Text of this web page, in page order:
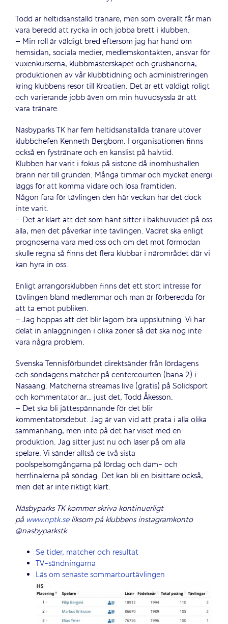
Todd är heltidsanställd tränare, men som överallt får man
vara beredd att rycka in och jobba brett i klubben.
– Min roll är väldigt bred eftersom jag har hand om
hemsidan, sociala medier, medlemskontakten, ansvar för
vuxenkurserna, klubbmästerskapet och grusbanorna,
produktionen av vår klubbtidning och administreringen
kring klubbens resor till Kroatien. Det är ett väldigt roligt
och varierande jobb även om min huvudsyssla är att
vara tränare.
Näsbyparks TK har fem heltidsanställda tränare utöver
klubbchefen Kenneth Bergbom. I organisationen finns
också en fystränare och en kanslist på halvtid.
Klubben har varit i fokus på sistone då inomhushallen
brann ner till grunden. Många timmar och mycket energi
läggs för att komma vidare och lösa framtiden.
Någon fara för tävlingen den här veckan har det dock
inte varit.
– Det är klart att det som hänt sitter i bakhuvudet på oss
alla, men det påverkar inte tävlingen. Vädret ska enligt
prognoserna vara med oss och om det mot förmodan
skulle regna så finns det flera klubbar i närområdet där vi
kan hyra in oss.
Enligt arrangörsklubben finns det ett stort intresse för
tävlingen bland medlemmar och man är förberedda för
att ta emot publiken.
– Jag hoppas att det blir lagom bra uppslutning. Vi har
delat in anläggningen i olika zoner så det ska nog inte
vara några problem.
Svenska Tennisförbundet direktsänder från lördagens
och söndagens matcher på centercourten (bana 2) i
Näsaäng. Matcherna streamas live (gratis) på Solidsport
och kommentator är… just det, Todd Åkesson.
– Det ska bli jättespännande för det blir
kommentatorsdebut. Jag är van vid att prata i alla olika
sammanhang, men inte på det här viset med en
produktion. Jag sitter just nu och läser på om alla
spelare. Vi sänder alltså de två sista
poolspelsomgångarna på lördag och dam- och
herrfinalerna på söndag. Det kan bli en bisittare också,
men det är inte riktigt klart.
Näsbyparks TK kommer skriva kontinuerligt
på www.nptk.seliksom på klubbens instagramkonto
@nasbyparkstk
Se tider, matcher och resultat
TV-sändningarna
Läs om senaste sommartourtävlingen